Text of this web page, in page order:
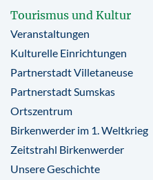
Tourismus und Kultur
Veranstaltungen
Kulturelle Einrichtungen
Partnerstadt Villetaneuse
Partnerstadt Sumskas
Ortszentrum
Birkenwerder im 1. Weltkrieg
Zeitstrahl Birkenwerder
Unsere Geschichte